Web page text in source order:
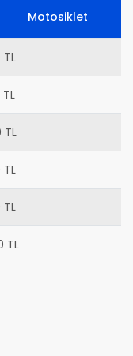
Motosiklet
TL
TL
TL
TL
TL
TL